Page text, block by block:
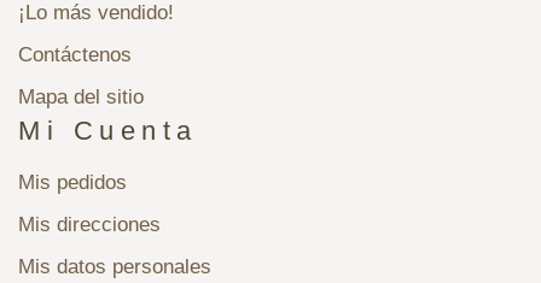
¡Lo más vendido!
Contáctenos
Mapa del sitio
Mi Cuenta
Mis pedidos
Mis direcciones
Mis datos personales